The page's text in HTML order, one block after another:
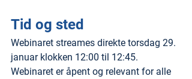
Tid og sted
Webinaret streames direkte torsdag 29.
januar klokken 12:00 til 12:45.
Webinaret er åpent og relevant for alle